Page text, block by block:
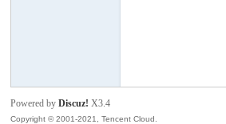
Powered byDiscuz! X3.4
Copyright © 2001-2021, Tencent Cloud.